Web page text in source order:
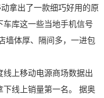
拿出了一款细巧好用的原
库这一些当地手机信号
墙体厚、隔间多，一进包
上移动电源商场数据出
线上销量第一名。 据奥